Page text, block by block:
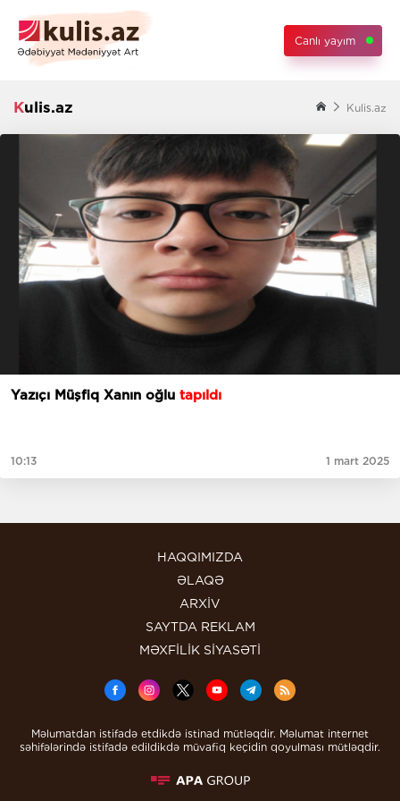
Canlı yayım
Kulis.az Kulis.az
Yazıçı Müşfiq Xanın oğlu tapıldı
10:13 1 mart 2025
HAQQIMIZDA
ƏLAQƏ
ARXİV
SAYTDA REKLAM
MƏXFİLİK SİYASƏTİ
Məlumatdan istifadə etdikdə istinad mütləqdir. Məlumat internet
səhifələrində istifadə edildikdə müvafiq keçidin qoyulması mütləqdir.